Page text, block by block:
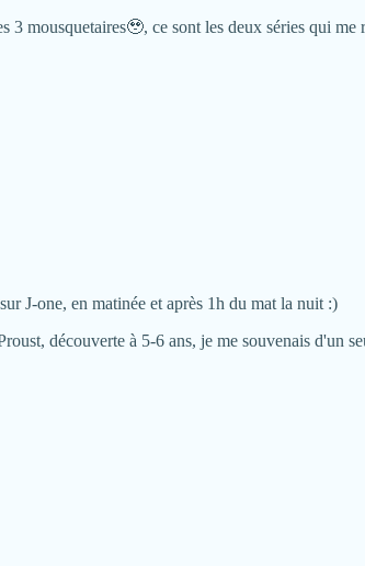
3 mousquetaires🥹, ce sont les deux séries qui
J-one, en matinée et après 1h du mat la nuit :)
découverte à 5-6 ans, je me souvenais d'un